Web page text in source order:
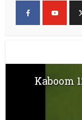
Kaboom